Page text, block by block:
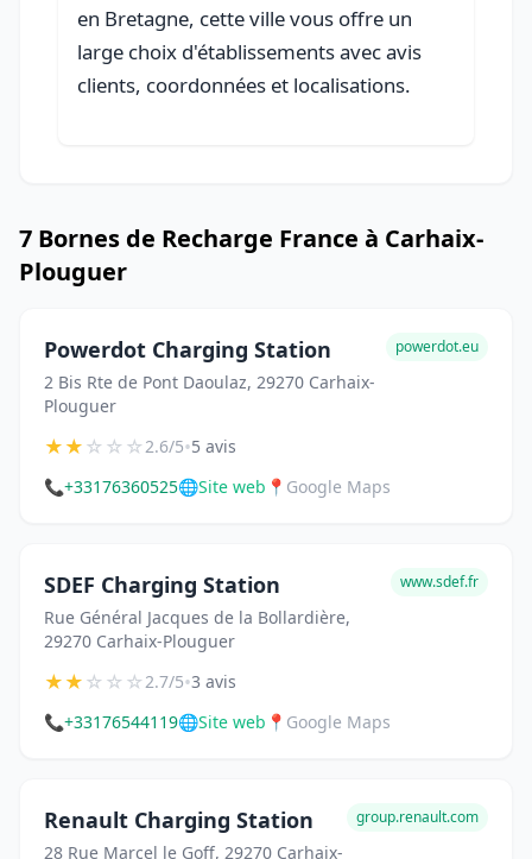
en Bretagne, cette ville vous offre un
large choix d'établissements avec avis
clients, coordonnées et localisations.
7 Bornes de Recharge France à Carhaix-
Plouguer
Powerdot Charging Station
2 Bis Rte de Pont Daoulaz, 29270 Carhaix-
Plouguer
powerdot.eu
★★☆☆☆2.6/5•5 avis
📞+33176360525🌐Site web 📍 Google Maps
SDEF Charging Station
Rue Général Jacques de la Bollardière,
29270 Carhaix-Plouguer
www.sdef.fr
★★☆☆☆2.7/5•3 avis
📞+33176544119🌐Site web 📍 Google Maps
Renault Charging Station
28 Rue Marcel le Goff, 29270 Carhaix-
group.renault.com